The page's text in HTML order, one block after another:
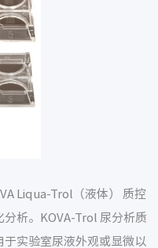
Liqua-Trol（液体） 质控
析。KOVA-Trol 尿分析质
实验室尿液外观或显微以